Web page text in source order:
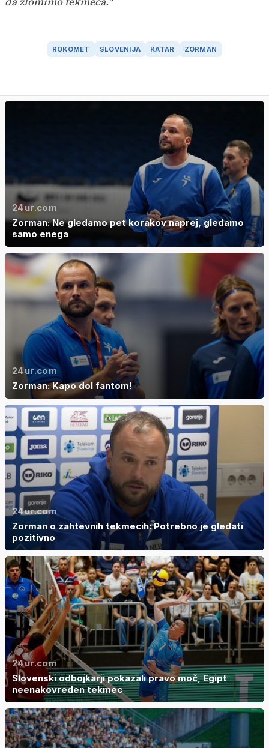
ROKOMET SLOVENIJA KATAR ZORMAN
24ur.com
Zorman: Ne gledamo pet korakov naprej, gledamo
samo enega
24ur.com
Zorman: Kapo dol fantom!
24ur.com
Zorman o zahtevnih tekmecih: Potrebno je gledati
pozitivno
24ur.com
Slovenski odbojkarji pokazali pravo moč, Egipt
neenakovreden tekmec